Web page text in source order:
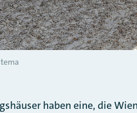
haben eine, die